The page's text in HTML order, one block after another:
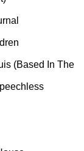
(Based In The